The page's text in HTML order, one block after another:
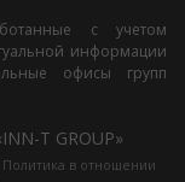
с учетом
информации
офисы групп
T GROUP»
Политика в отношении